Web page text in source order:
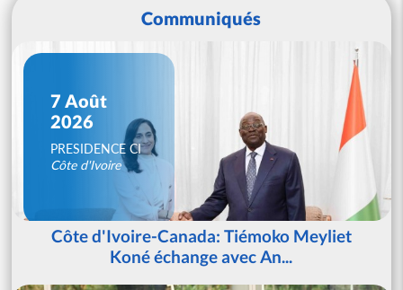
Communiqués
7 Août
2026
PRESIDENCE CI
Côte d'Ivoire
Côte d'Ivoire-Canada: Tiémoko Meyliet
Koné échange avec An...